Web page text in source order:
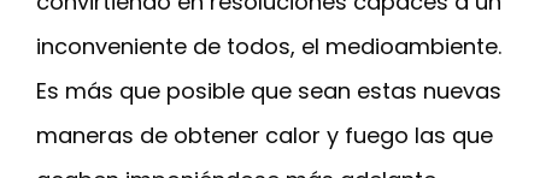
inconveniente de todos, el medioambiente.
Es más que posible que sean estas nuevas
maneras de obtener calor y fuego las que